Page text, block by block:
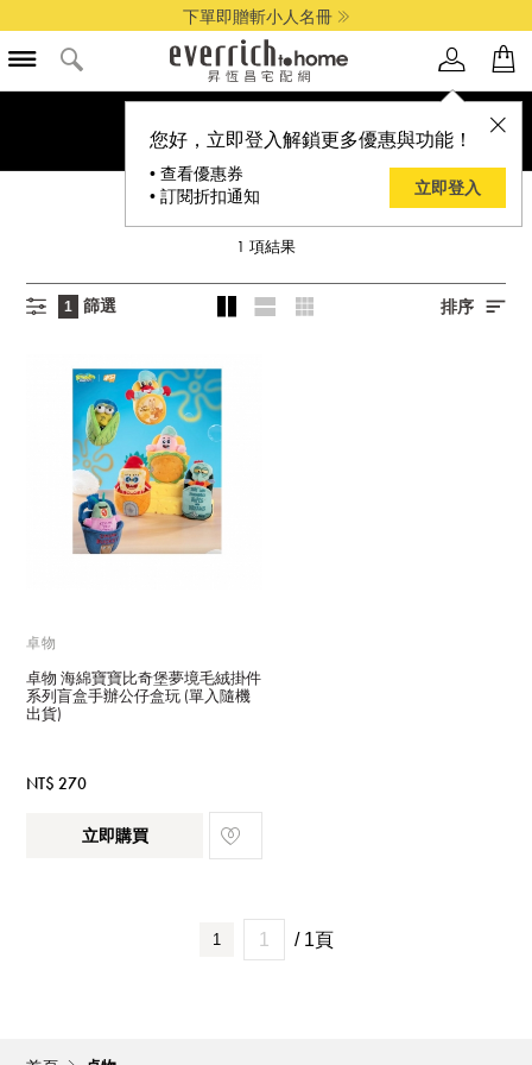
下單即贈斬小人名冊
您好，立即登入解鎖更多優惠與功能！
• 查看優惠券
• 訂閱折扣通知
立即登入
卓物
1 項結果
1 篩選 排序
卓物
卓物 海綿寶寶比奇堡夢境毛絨掛件
系列盲盒手辦公仔盒玩 (單入隨機
出貨)
NT$ 270
立即購買
1 / 1頁